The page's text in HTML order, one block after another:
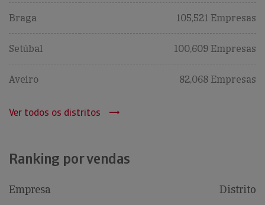
Braga 105,521 Empresas
Setúbal 100,609 Empresas
Aveiro 82,068 Empresas
Ver todos os distritos
Ranking por vendas
Empresa Distrito